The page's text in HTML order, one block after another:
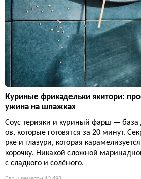
Куриные фрикадельки якитори:
ужина на шпажках
Соус терияки и куриный фарш —
ов, которые готовятся за 20 минут.
рке и глазури, которая
корочку. Никакой сложной
с сладкого и солёного.